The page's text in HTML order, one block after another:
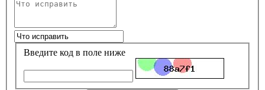
Введите код в поле ниже